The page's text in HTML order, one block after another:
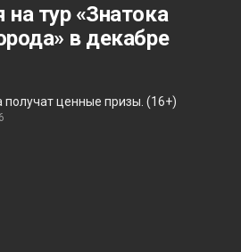
на тур «Знатока
в декабре
получат ценные призы. (16+)